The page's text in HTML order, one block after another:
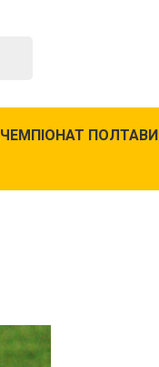
ЧЕМПІОНАТ ПОЛТАВИ